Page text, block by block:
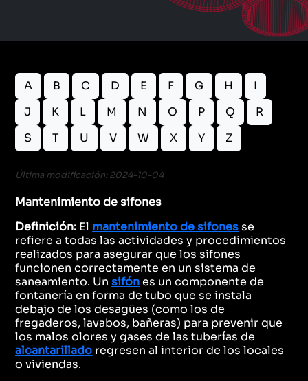
A B C D E F G H
I
J
K L M N O P Q
R
S
T U V W X Y Z
Última modificación: 2024-10-04
Mantenimiento de sifones
Definición: El mantenimiento de sifonesse
refiere a todas las actividades y procedimientos
realizados para asegurar que los sifones
funcionen correctamente en un sistema de
saneamiento. Unsifónes un componente de
fontanería en forma de tubo que se instala
debajo de los desagües (como los de
fregaderos, lavabos, bañeras) para prevenir que
los malos olores y gases de las tuberías de
alcantarillado regresen al interior de los locales
o viviendas.